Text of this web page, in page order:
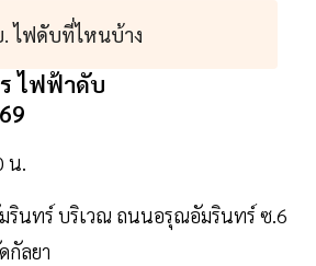
ไฟดับที่ไหนบ้าง
ไฟฟ้าดับ
น.
นทร์ บริเวณ ถนนอรุณอัมรินทร์ ซ.6
กัลยา